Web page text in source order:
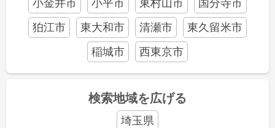
小金井市
小平市 東村山市
国分寺市
狛江市
東大和市 清瀬市
東久留米市
稲城市
西東京市
検索地域を広げる
埼玉県